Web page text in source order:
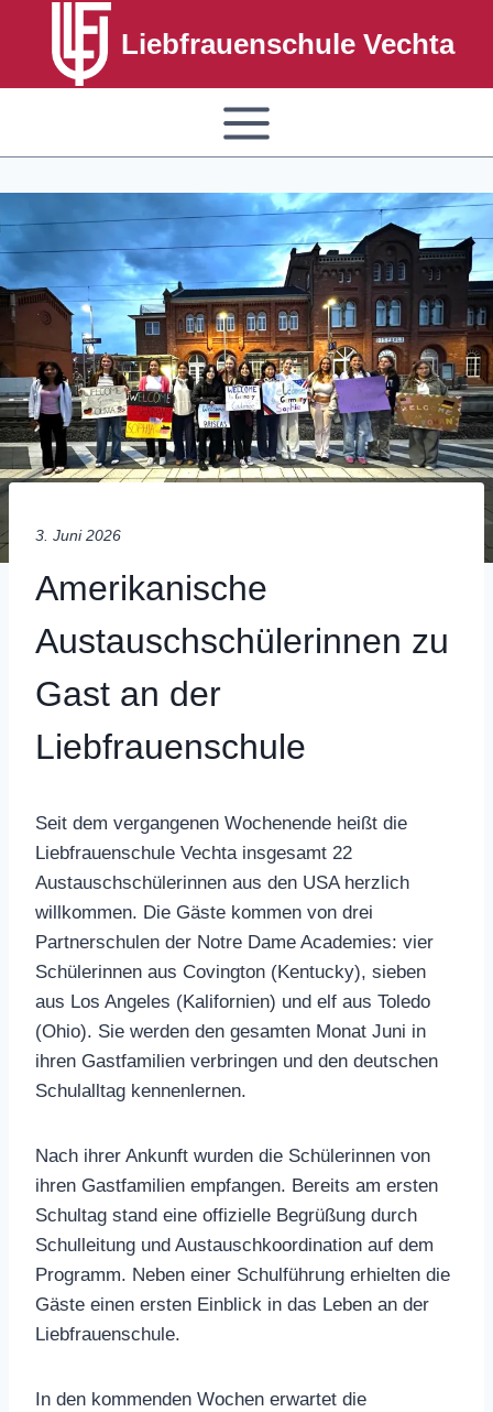
Liebfrauenschule Vechta
3. Juni 2026
Amerikanische
Austauschschülerinnen zu
Gast an der
Liebfrauenschule
Seit dem vergangenen Wochenende heißt die
Liebfrauenschule Vechta insgesamt 22
Austauschschülerinnen aus den USA herzlich
willkommen. Die Gäste kommen von drei
Partnerschulen der Notre Dame Academies: vier
Schülerinnen aus Covington (Kentucky), sieben
aus Los Angeles (Kalifornien) und elf aus Toledo
(Ohio). Sie werden den gesamten Monat Juni in
ihren Gastfamilien verbringen und den deutschen
Schulalltag kennenlernen.
Nach ihrer Ankunft wurden die Schülerinnen von
ihren Gastfamilien empfangen. Bereits am ersten
Schultag stand eine offizielle Begrüßung durch
Schulleitung und Austauschkoordination auf dem
Programm. Neben einer Schulführung erhielten die
Gäste einen ersten Einblick in das Leben an der
Liebfrauenschule.
In den kommenden Wochen erwartet die